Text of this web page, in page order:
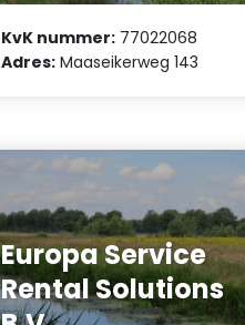
KvK nummer: 77022068
Adres: Maaseikerweg 143
Europa Service
Rental Solutions